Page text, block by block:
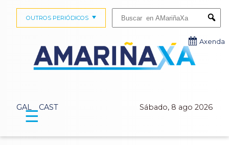
GAL CAST Sábado, 8 ago 2026
OUTROS PERIÓDICOS
Axenda
☰